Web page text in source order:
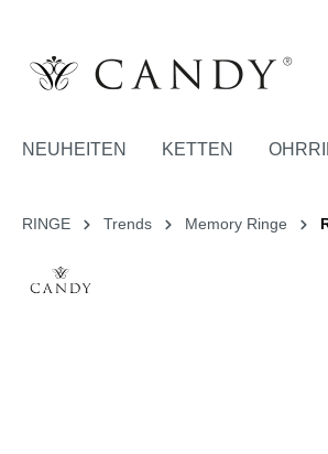
NEUHEITEN KETTEN
RINGE Trends Memory Ringe